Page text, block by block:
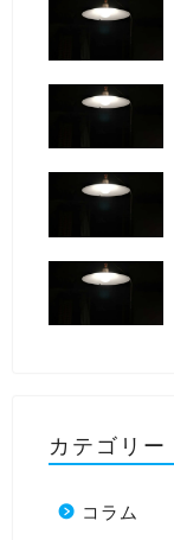
k
カテゴリー
コラム